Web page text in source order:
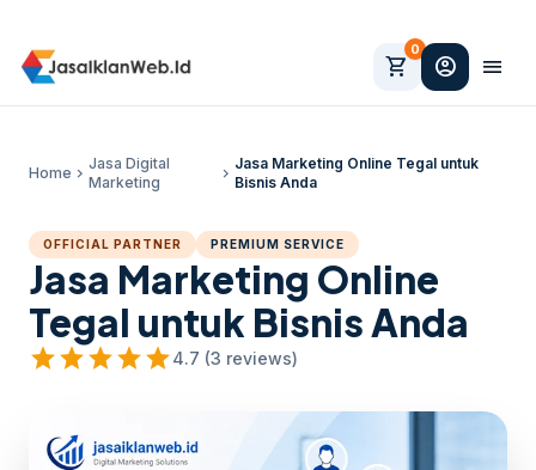
shopping_cart
0
account_circle menu
Home chevron_right
Jasa Digital
Marketing
chevron_right
Jasa Marketing Online Tegal untuk
Bisnis Anda
OFFICIAL PARTNER PREMIUM SERVICE
Jasa Marketing Online
Tegal untuk Bisnis Anda
starstarstarstarstar4.7 (3 reviews)